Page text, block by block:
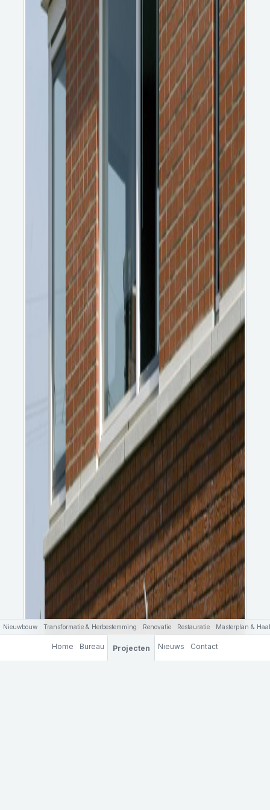
Home Bureau Projecten
Nieuwbouw Transformatie & Herbestemming Renovatie Restauratie Masterplan &
Nieuws Contact